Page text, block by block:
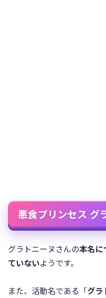
悪食プリンセス グ
グラトニーヌさんの本名に
ていないようです。
また、活動名である「グラ